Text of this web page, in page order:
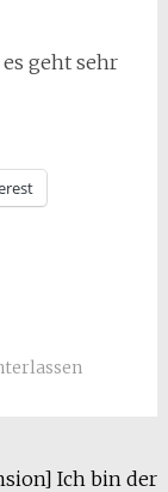
geht sehr
Ich bin der